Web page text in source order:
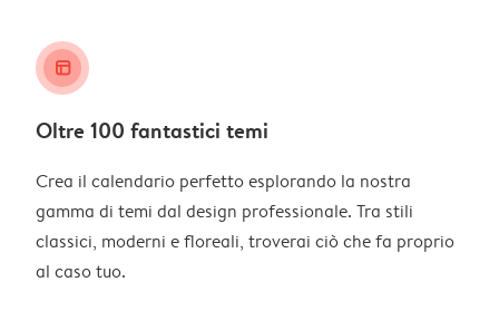
layout_alt
Oltre 100 fantastici temi
Crea il calendario perfetto esplorando la nostra
gamma di temi dal design professionale. Tra stili
classici, moderni e floreali, troverai ciò che fa proprio
al caso tuo.